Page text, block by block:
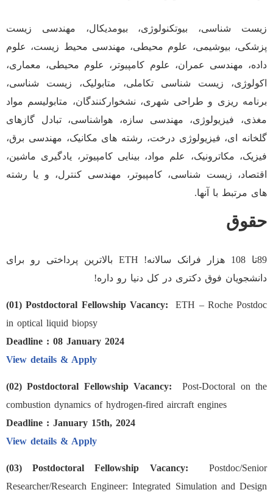
زیست شناسی، بیوتکنولوژی، بیومدیکال، مهندسی زیست
پزشکی، بیوشیمی، علوم محیطی، مهندسی محیط زیست، علوم
داده، مهندسی عمران، علوم کامپیوتر، علوم محیطی، معماری،
اکولوژی، زیست شناسی تکاملی، متابولیک، زیست شناسی،
برنامه ریزی و طراحی شهری، نشخوارکنندگان، متابولیسم مواد
مغذی، فیزیولوژی، مهندسی سازه، هواشناسی، تبادل گازهای
گلخانه ای، فیزیولوژی درخت، رشته های مکانیک، مهندسی برق،
فیزیک، مکاترونیک، علم مواد، بینایی کامپیوتر، یادگیری ماشین،
اقتصاد، زیست شناسی، کامپیوتر، مهندسی کنترل، و یا رشته
های مرتبط با آنها.
حقوق
89تا 108 هزار فرانک سالانه! ETH بالاترین پرداختی رو برای
دانشجویان فوق دکتری در کل دنیا رو داره!
(01) Postdoctoral Fellowship Vacancy: ETH – Roche Postdoc
in optical liquid biopsy
Deadline : 08 January 2024
View details & Apply
(02) Postdoctoral Fellowship Vacancy: Post-Doctoral on the
combustion dynamics of hydrogen-fired aircraft engines
Deadline : January 15th, 2024
View details & Apply
(03) Postdoctoral Fellowship Vacancy: Postdoc/Senior
Researcher/Research Engineer: Integrated Simulation and Design